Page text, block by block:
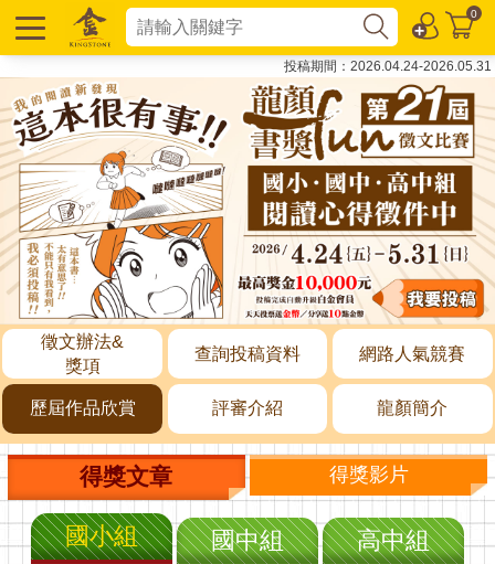
0
投稿期間：2026.04.24-2026.05.31
徵文辦法&
獎項
查詢投稿資料 網路人氣競賽
歷屆作品欣賞 評審介紹 龍顏簡介
得獎文章 得獎影片
國小組 國中組 高中組